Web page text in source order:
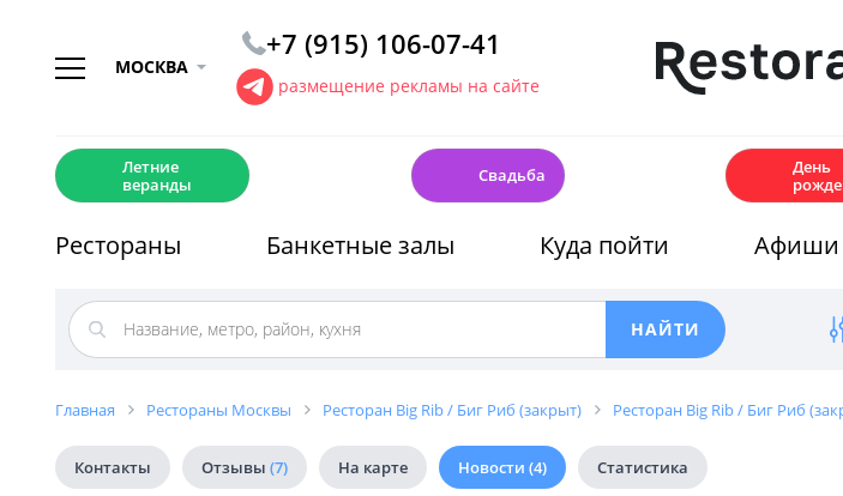
МОСКВА
+7 (915) 106-07-41
размещение рекламы на сайте
Летние
веранды
Свадьба
День
Рестораны Банкетные залы Куда пойти Афиши
Главная Рестораны Москвы Ресторан Big Rib / Биг Риб (закрыт) Ресторан Big Rib / Биг Риб
Контакты Отзывы (7) На карте Новости (4) Статистика